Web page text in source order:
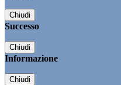
Chiudi
Successo
Chiudi
Informazione
Chiudi